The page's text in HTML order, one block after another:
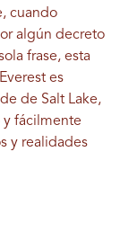
cuando
algún decreto
frase, esta
es
de Salt Lake,
fácilmente
​​y realidades